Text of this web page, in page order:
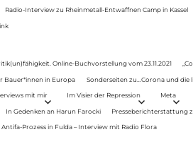
Radio-Interview zu Rheinmetall-Entwaffnen Camp in Kassel
Online-Buchvorstellung vom 23.11.2021
Bauer*innen in Europa Sonderseiten zu…Corona und die
mit mir Im Visier der Repression Meta
In Gedenken an Harun Farocki Presseberichterstattung
Antifa-Prozess in Fulda – Interview mit Radio Flora